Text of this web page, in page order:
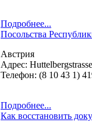
Подробнее...
Посольства
Австрия
Адрес:
Телефон: (8 10 43 1)
Подробнее...
Как восстановить